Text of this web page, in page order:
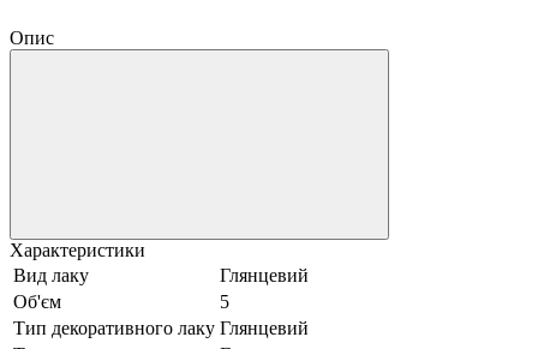
Опис
Характеристики
Вид лаку
Глянцевий
Об'єм
5
Тип декоративного лаку Глянцевий